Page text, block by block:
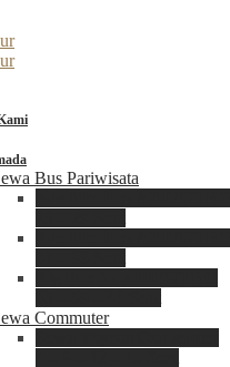
Bus Pariwisata
Commuter